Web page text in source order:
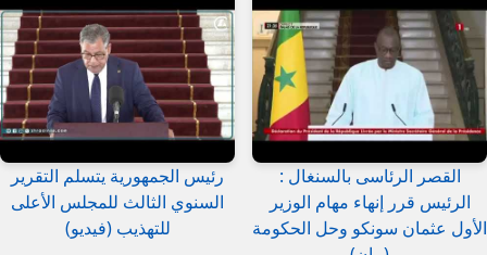
القصر الرئاسى بالسنغال :
الرئيس قرر إنهاء مهام الوزير
الأول عثمان سونكو وحل الحكومة
رئيس الجمهورية يتسلم التقرير
السنوي الثالث للمجلس الأعلى
للتهذيب (فيديو)